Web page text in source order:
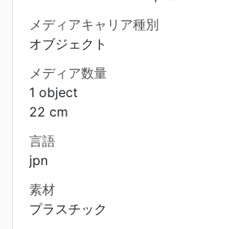
メディアキャリア種別
オブジェクト
メディア数量
1 object
22 cm
言語
jpn
素材
プラスチック